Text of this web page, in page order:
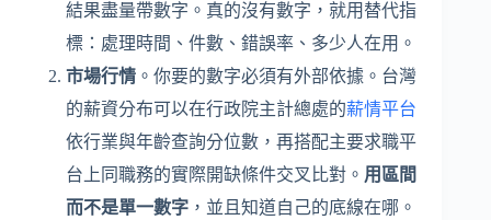
結果盡量帶數字。真的沒有數字，就用替代指
標：處理時間、件數、錯誤率、多少人在用。
市場行情 。你要的數字必須有外部依據。台灣
的薪資分布可以在行政院主計總處的薪情平台
依行業與年齡查詢分位數，再搭配主要求職平
台上同職務的實際開缺條件交叉比對。 用區間
而不是單一數字 ，並且知道自己的底線在哪。